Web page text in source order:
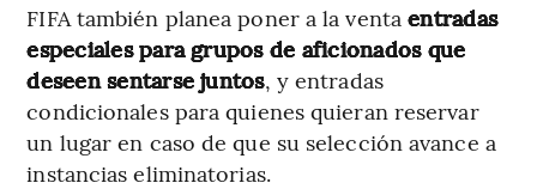
FIFA también planea poner a la venta entradas
especiales para grupos de aficionados que
deseen sentarse juntos, y entradas
condicionales para quienes quieran reservar
un lugar en caso de que su selección avance a
instancias eliminatorias.